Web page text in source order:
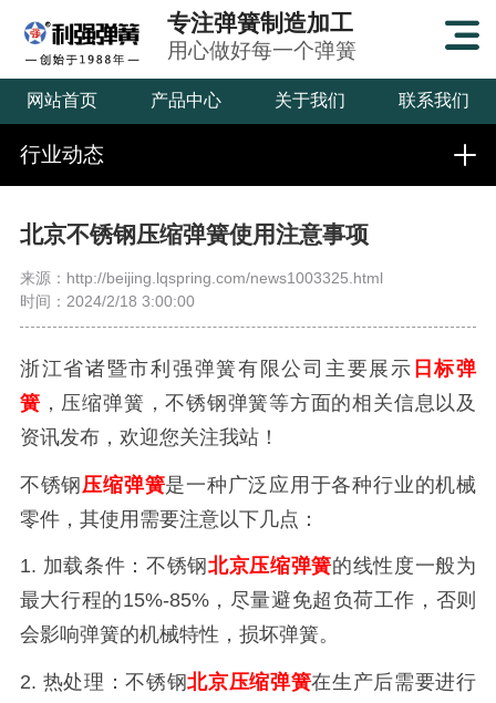
专注弹簧制造加工
用心做好每一个弹簧
网站首页 产品中心 关于我们 联系我们
行业动态
北京不锈钢压缩弹簧使用注意事项
来源：http://beijing.lqspring.com/news1003325.html
时间：2024/2/18 3:00:00
浙江省诸暨市利强弹簧有限公司主要展示 日标弹
簧 ，压缩弹簧，不锈钢弹簧等方面的相关信息以及
资讯发布，欢迎您关注我站！
不锈钢压缩弹簧是一种广泛应用于各种行业的机械
零件，其使用需要注意以下几点：
1. 加载条件：不锈钢北京压缩弹簧的线性度一般为
最大行程的15%-85%，尽量避免超负荷工作，否则
会影响弹簧的机械特性，损坏弹簧。
2. 热处理：不锈钢北京压缩弹簧在生产后需要进行